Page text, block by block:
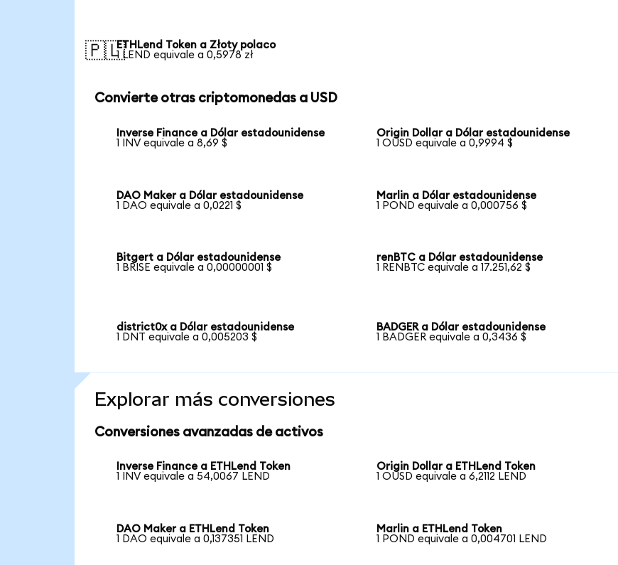
🇵🇱ETHLend Token a Złoty polaco
1 LEND equivale a 0,5978 zł
Convierte otras criptomonedas a USD
Inverse Finance a Dólar estadounidense
1 INV equivale a 8,69 $
Origin Dollar a Dólar estadounidense
1 OUSD equivale a 0,9994 $
DAO Maker a Dólar estadounidense
1 DAO equivale a 0,0221 $
Marlin a Dólar estadounidense
1 POND equivale a 0,000756 $
Bitgert a Dólar estadounidense
1 BRISE equivale a 0,00000001 $
renBTC a Dólar estadounidense
1 RENBTC equivale a 17.251,62 $
district0x a Dólar estadounidense
1 DNT equivale a 0,005203 $
BADGER a Dólar estadounidense
1 BADGER equivale a 0,3436 $
Explorar más conversiones
Conversiones avanzadas de activos
Inverse Finance a ETHLend Token
1 INV equivale a 54,0067 LEND
Origin Dollar a ETHLend Token
1 OUSD equivale a 6,2112 LEND
DAO Maker a ETHLend Token
1 DAO equivale a 0,137351 LEND
Marlin a ETHLend Token
1 POND equivale a 0,004701 LEND